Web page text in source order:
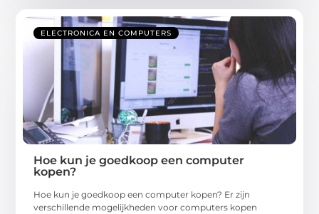
ELECTRONICA EN COMPUTERS
Hoe kun je goedkoop een computer
kopen?
Hoe kun je goedkoop een computer kopen? Er zijn
verschillende mogelijkheden voor computers kopen